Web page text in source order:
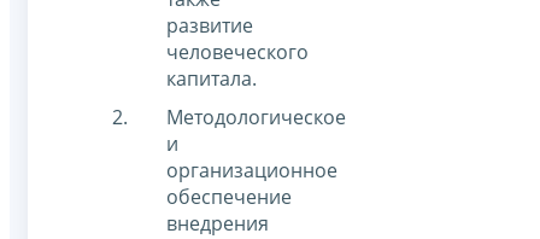
развитие
человеческого
капитала.
Методологическое
и
организационное
обеспечение
внедрения